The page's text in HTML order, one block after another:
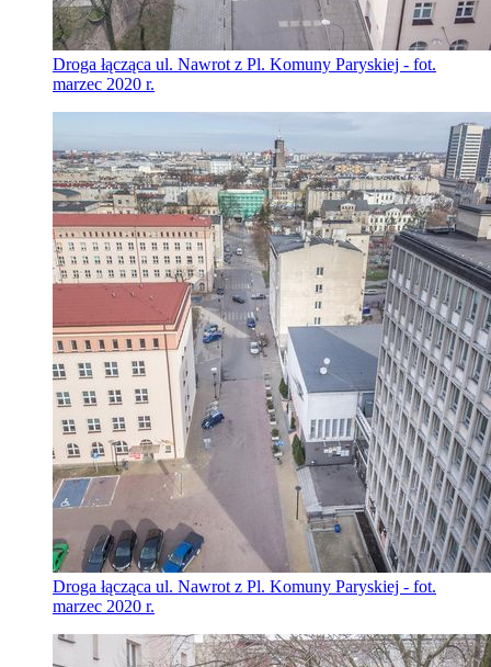
Droga łącząca ul. Nawrot z Pl. Komuny Paryskiej - fot.
marzec 2020 r.
Droga łącząca ul. Nawrot z Pl. Komuny Paryskiej - fot.
marzec 2020 r.